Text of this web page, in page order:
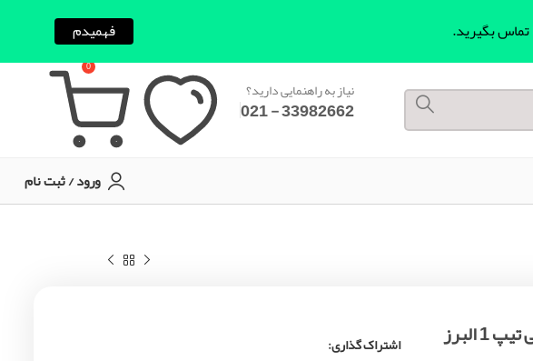
نیاز به راهنمایی دارید؟
33982662 - 021
0
ورود / ثبت نام
دوش توکار علاالدین مشکی تیپ 1 البرز اشتراک گذاری:
بگیرید. فهمیدم